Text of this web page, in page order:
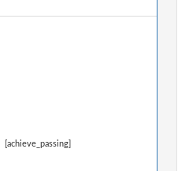
[achieve_passing]